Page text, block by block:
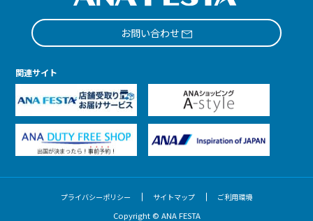
お問い合わせ
関連サイト
プライバシーポリシー サイトマップ ご利用環境
Copyright © ANA FESTA